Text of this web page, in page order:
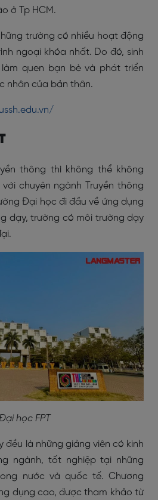
ở Tp HCM.
trường có nhiều hoạt động
ngoại khóa nhất. Do đó, sinh
quen bạn bè và phát triển
nhân của bản thân.
thông thì không thể không
chuyên ngành Truyền thông
Đại học đi đầu về ứng dụng
dạy, trường có môi trường dạy
Đại học FPT
đều là những giảng viên có kinh
ngành, tốt nghiệp tại những
nước và quốc tế. Chương
dụng cao, được tham khảo từ